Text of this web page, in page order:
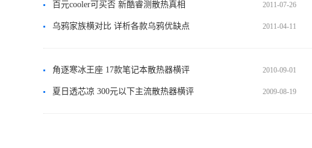
百元cooler可买否 新酷睿测散热真相 2011-07-26
乌鸦家族横对比 详析各款乌鸦优缺点 2011-04-11
角逐寒冰王座 17款笔记本散热器横评 2010-09-01
夏日透芯凉 300元以下主流散热器横评 2009-08-19